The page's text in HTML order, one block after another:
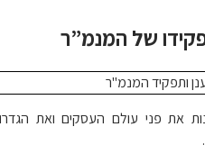
של המנמ”ר
פני עולם העסקים ואת הגדרות